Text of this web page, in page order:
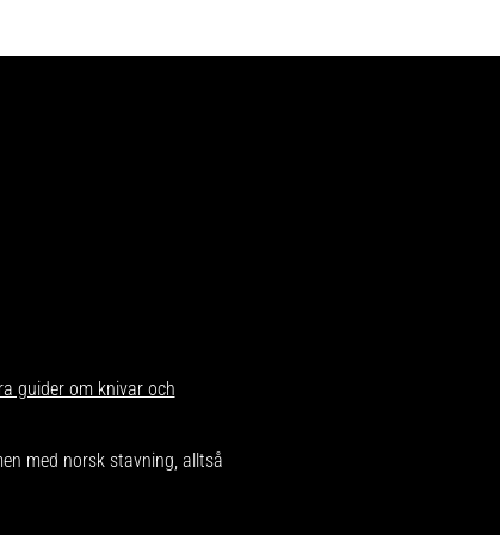
guider om knivar och
med norsk stavning, alltså